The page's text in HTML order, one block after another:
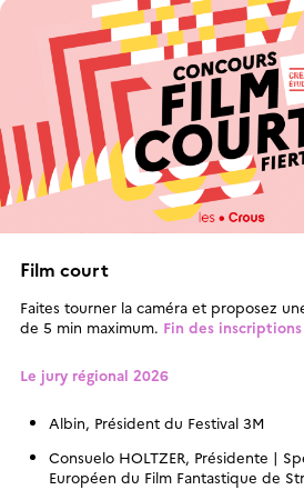
Film court
Faites tourner la caméra et proposez
de 5 min maximum. Fin des
Le jury régional 2026
Albin, Président du Festival 3M
Consuelo HOLTZER, Présidente |
Européen du Film Fantastique de